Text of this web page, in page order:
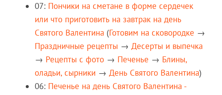
07: Пончики на сметане в форме сердечек
или что приготовить на завтрак на день
Святого Валентина (Готовим на сковородке →
Праздничные рецепты → Десерты и выпечка
→ Рецепты c фото → Печенье → Блины,
оладьи, сырники → День Святого Валентина)
06: Печенье на день Святого Валентина -